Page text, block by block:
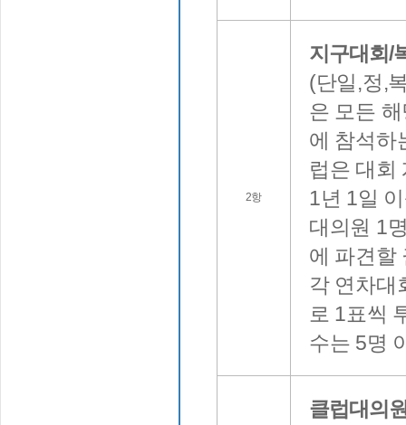
2항
지구대회/
(단일,정,
은 모든
에 참석하
럽은 대회
1년 1일
대의원 1
에 파견할
각 연차대
로 1표씩
수는 5명
클럽대의